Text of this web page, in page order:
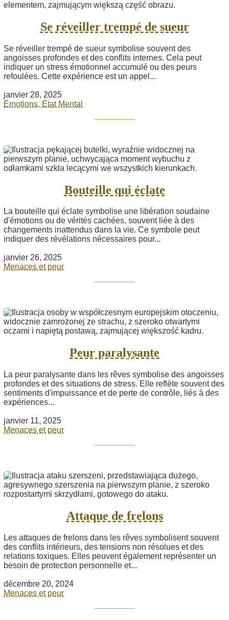
Se réveiller trempé de sueur
Se réveiller trempé de sueur symbolise souvent des
angoisses profondes et des conflits internes. Cela peut
indiquer un stress émotionnel accumulé ou des peurs
refoulées. Cette expérience est un appel...
janvier 28, 2025
Émotions, État Mental
Bouteille qui éclate
La bouteille qui éclate symbolise une libération soudaine
d'émotions ou de vérités cachées, souvent liée à des
changements inattendus dans la vie. Ce symbole peut
indiquer des révélations nécessaires pour...
janvier 26, 2025
Menaces et peur
Peur paralysante
La peur paralysante dans les rêves symbolise des angoisses
profondes et des situations de stress. Elle reflète souvent des
sentiments d'impuissance et de perte de contrôle, liés à des
expériences...
janvier 11, 2025
Menaces et peur
Attaque de frelons
Les attaques de frelons dans les rêves symbolisent souvent
des conflits intérieurs, des tensions non résolues et des
relations toxiques. Elles peuvent également représenter un
besoin de protection personnelle et...
décembre 20, 2024
Menaces et peur